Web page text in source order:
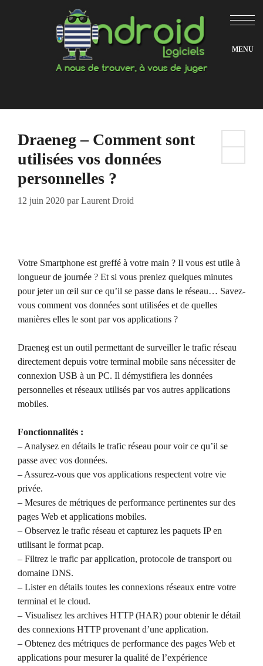
Draeneg – Comment sont
utilisées vos données
personnelles ?
12 juin 2020 parLaurent Droid
Votre Smartphone est greffé à votre main ? Il vous est utile à
longueur de journée ? Et si vous preniez quelques minutes
pour jeter un œil sur ce qu’il se passe dans le réseau… Savez-
vous comment vos données sont utilisées et de quelles
manières elles le sont par vos applications ?
Draeneg est un outil permettant de surveiller le trafic réseau
directement depuis votre terminal mobile sans nécessiter de
connexion USB à un PC. Il démystifiera les données
personnelles et réseaux utilisés par vos autres applications
mobiles.
Fonctionnalités :
– Analysez en détails le trafic réseau pour voir ce qu’il se
passe avec vos données.
– Assurez-vous que vos applications respectent votre vie
privée.
– Mesures de métriques de performance pertinentes sur des
pages Web et applications mobiles.
– Observez le trafic réseau et capturez les paquets IP en
utilisant le format pcap.
– Filtrez le trafic par application, protocole de transport ou
domaine DNS.
– Lister en détails toutes les connexions réseaux entre votre
terminal et le cloud.
– Visualisez les archives HTTP (HAR) pour obtenir le détail
des connexions HTTP provenant d’une application.
– Obtenez des métriques de performance des pages Web et
applications pour mesurer la qualité de l’expérience